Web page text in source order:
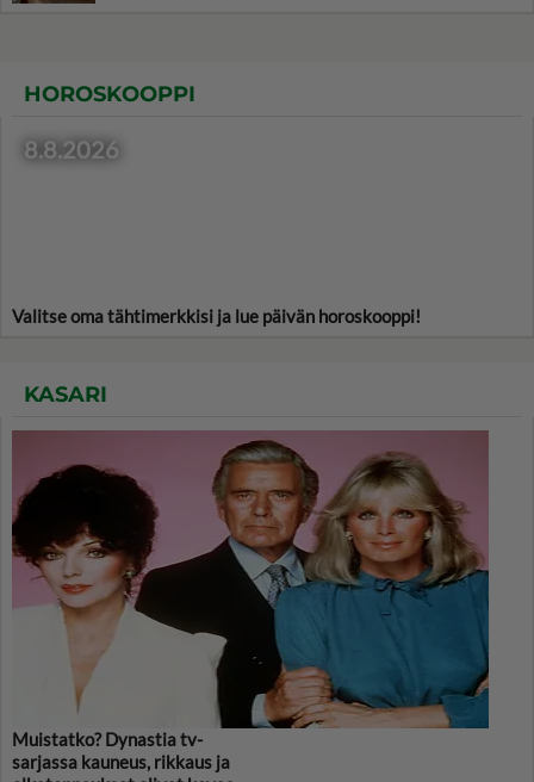
HOROSKOOPPI
8.8.2026
Valitse oma tähtimerkkisi ja lue päivän horoskooppi!
KASARI
Muistatko? Dynastia tv-
sarjassa kauneus, rikkaus ja